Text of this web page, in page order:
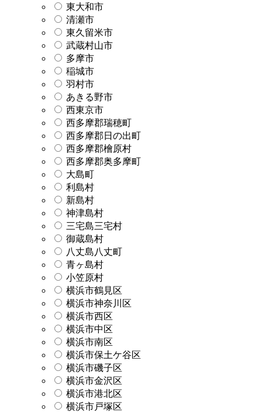
東大和市
清瀬市
東久留米市
武蔵村山市
多摩市
稲城市
羽村市
あきる野市
西東京市
西多摩郡瑞穂町
西多摩郡日の出町
西多摩郡檜原村
西多摩郡奥多摩町
大島町
利島村
新島村
神津島村
三宅島三宅村
御蔵島村
八丈島八丈町
青ヶ島村
小笠原村
横浜市鶴見区
横浜市神奈川区
横浜市西区
横浜市中区
横浜市南区
横浜市保土ケ谷区
横浜市磯子区
横浜市金沢区
横浜市港北区
横浜市戸塚区